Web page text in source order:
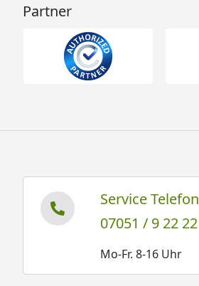
Partner
Service Telefon
07051 / 9 22 22
Mo-Fr. 8-16 Uhr